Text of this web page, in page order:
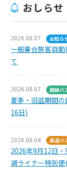
おしらせ
2026.08.07 お知ら
一般乗合旅客自
て
2026.08.07 路線バ
夏季・旧盆期間
16日)
2026.08.04 高速バ
2026年9月12日
湖ライナー特別